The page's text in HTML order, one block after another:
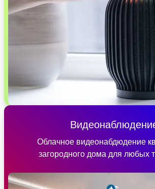
Облачное видеонабдюдение
загородного дома для любых